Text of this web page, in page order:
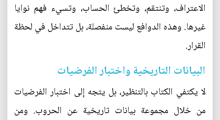
الاعتراف، وتنتقم، وتخطئ الحساب، وتسيء فهم نوايا
غيرها. وهذه الدوافع ليست منفصلة، بل تتداخل في لحظة
القرار.
البيانات التاريخية واختبار الفرضيات
لا يكتفي الكتاب بالتنظير، بل يتجه إلى اختبار الفرضيات
من خلال مجموعة بيانات تاريخية عن الحروب. ومن